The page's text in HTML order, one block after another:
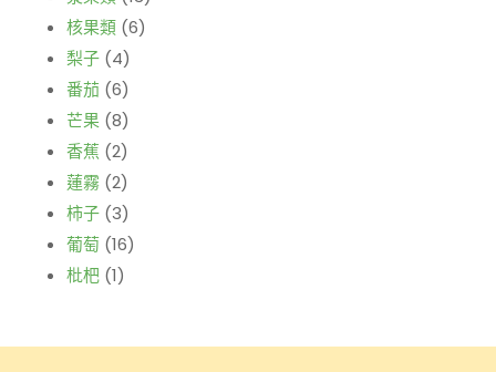
核果類 (6)
梨子 (4)
番茄 (6)
芒果 (8)
香蕉 (2)
蓮霧 (2)
柿子 (3)
葡萄 (16)
枇杷 (1)